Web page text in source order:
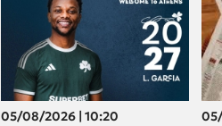
05/08/2026 | 10:20